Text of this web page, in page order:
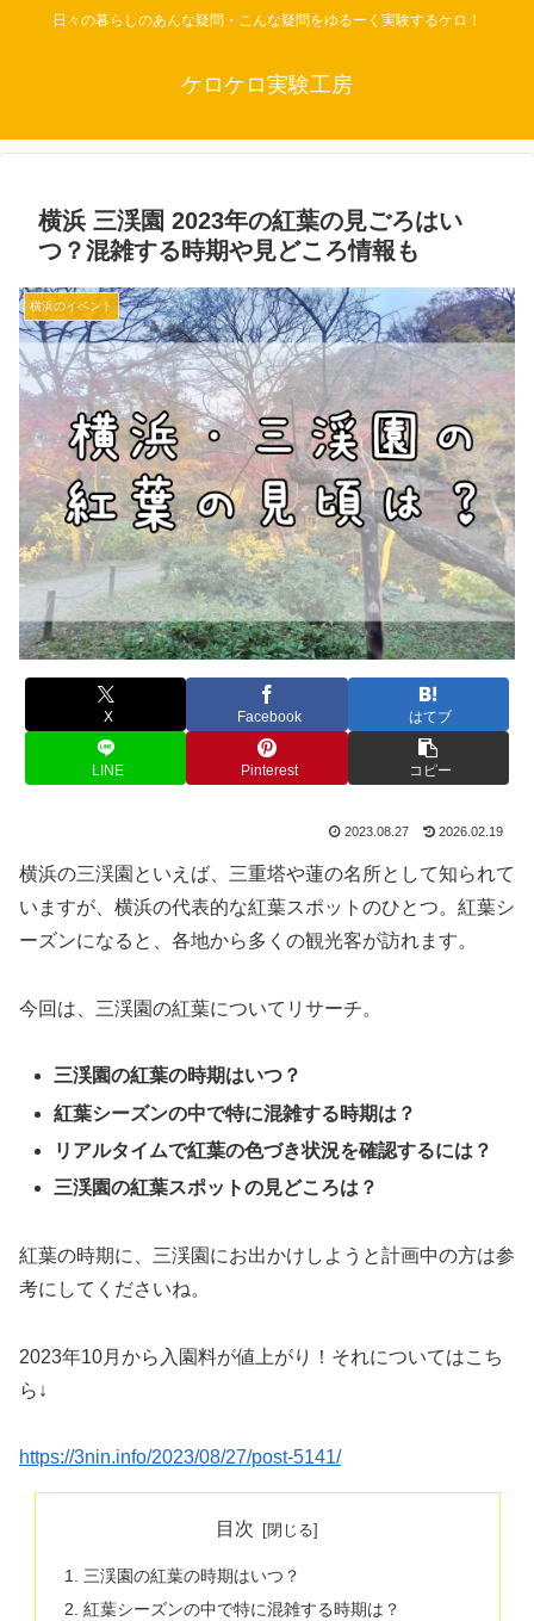
日々の暮らしのあんな疑問・こんな疑問をゆるーく実験するケロ！
ケロケロ実験工房
横浜 三渓園 2023年の紅葉の見ごろはい
つ？混雑する時期や見どころ情報も
横浜のイベント
X Facebook はてブ
LINE Pinterest コピー
2023.08.27 2026.02.19
横浜の三渓園といえば、三重塔や蓮の名所として知られて
いますが、横浜の代表的な紅葉スポットのひとつ。紅葉シ
ーズンになると、各地から多くの観光客が訪れます。
今回は、三渓園の紅葉についてリサーチ。
三渓園の紅葉の時期はいつ？
紅葉シーズンの中で特に混雑する時期は？
リアルタイムで紅葉の色づき状況を確認するには？
三渓園の紅葉スポットの見どころは？
紅葉の時期に、三渓園にお出かけしようと計画中の方は参
考にしてくださいね。
2023年10月から入園料が値上がり！それについてはこち
ら↓
https://3nin.info/2023/08/27/post-5141/
目次
三渓園の紅葉の時期はいつ？
紅葉シーズンの中で特に混雑する時期は？